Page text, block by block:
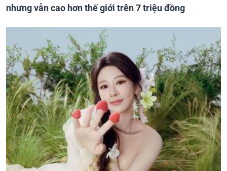
nhưng vẫn cao hơn thế giới trên 7 triệu đồng